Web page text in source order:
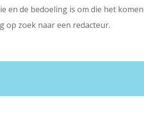
en de bedoeling is om die het
op zoek naar een redacteur.